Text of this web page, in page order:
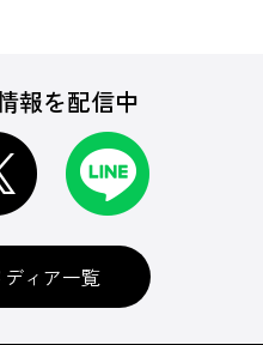
報を配信中
ィア一覧